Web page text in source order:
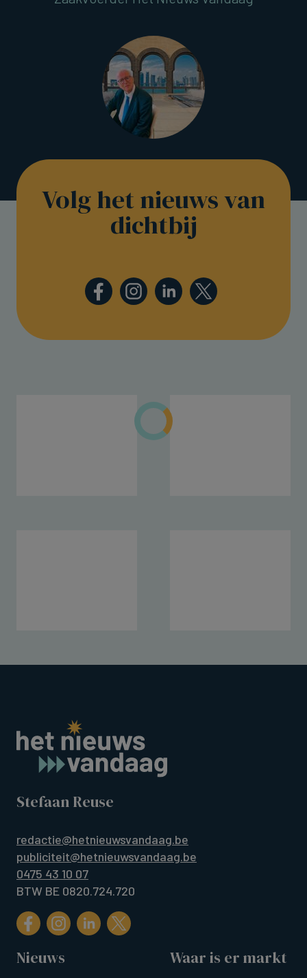
Volg het nieuws van
dichtbij
Stefaan Reuse
redactie@hetnieuwsvandaag.be
publiciteit@hetnieuwsvandaag.be
0475 43 10 07
BTW BE 0820.724.720
Nieuws Waar is er markt